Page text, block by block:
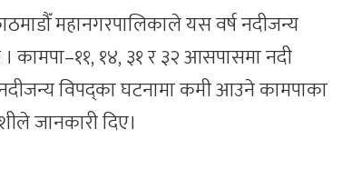
महानगरपालिकाले यस वर्ष नदीजन्य
१४, ३१ र ३२ आसपासमा नदी
विपद्का घटनामा कमी आउने कामपाका
जानकारी दिए।